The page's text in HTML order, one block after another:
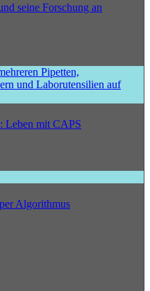
seine Forschung an
Leben mit CAPS
Algorithmus